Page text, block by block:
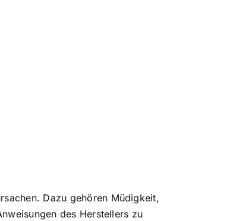
Dazu gehören Müdigkeit,
des Herstellers zu